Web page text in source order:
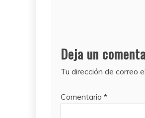
Deja un
Tu dirección de correo
Comentario *